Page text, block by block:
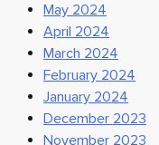
May 2024
April 2024
March 2024
February 2024
January 2024
December 2023
November 2023